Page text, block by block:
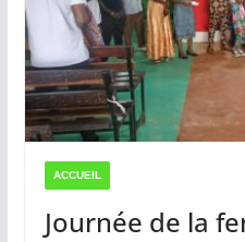
ACCUEIL
Journée de la